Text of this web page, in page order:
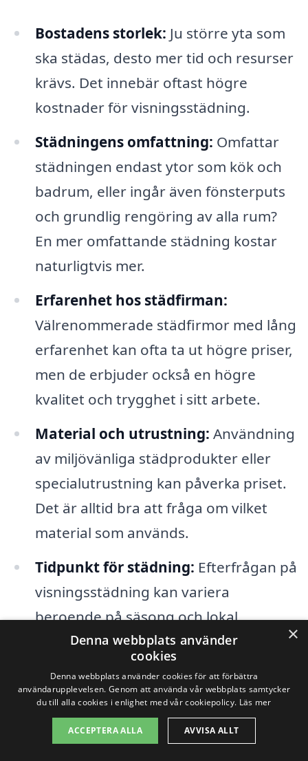
Bostadens storlek: Ju större yta som
ska städas, desto mer tid och resurser
krävs. Det innebär oftast högre
kostnader för visningsstädning.
Städningens omfattning: Omfattar
städningen endast ytor som kök och
badrum, eller ingår även fönsterputs
och grundlig rengöring av alla rum?
En mer omfattande städning kostar
naturligtvis mer.
Erfarenhet hos städfirman:
Välrenommerade städfirmor med lång
erfarenhet kan ofta ta ut högre priser,
men de erbjuder också en högre
kvalitet och trygghet i sitt arbete.
Material och utrustning: Användning
av miljövänliga städprodukter eller
specialutrustning kan påverka priset.
Det är alltid bra att fråga om vilket
material som används.
Tidpunkt för städning: Efterfrågan på
visningsstädning kan variera
beroende på säsong och lokal
marknad. Under hektiska perioder kan
Att förstå dessa faktorer hjälper dig att få
en klarare bild av vad som kan påverka
×
Denna webbplats använder
cookies
Denna webbplats använder cookies för att förbättra
användarupplevelsen. Genom att använda vår webbplats samtycker
du till alla cookies i enlighet med vår cookiepolicy. Läs mer
ACCEPTERA ALLA AVVISA ALLT